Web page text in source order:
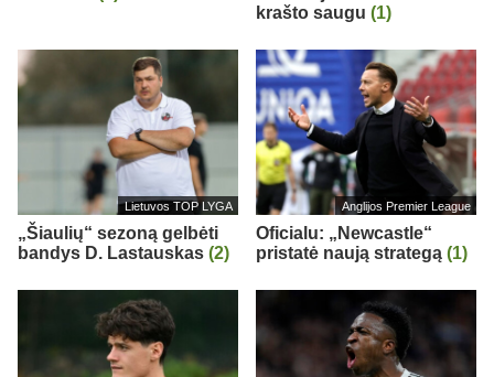
krašto saugu (1)
Lietuvos TOP LYGA
„Šiaulių“ sezoną gelbėti
bandys D. Lastauskas (2)
Anglijos Premier League
Oficialu: „Newcastle“
pristatė naują strategą (1)